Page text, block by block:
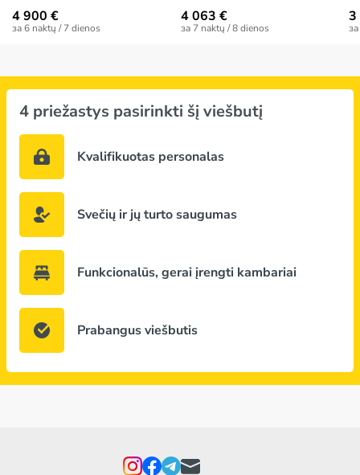
4 900 €
за 6 naktų / 7 dienos
4 063 €
за 7 naktų / 8 dienos
3
4 priežastys pasirinkti šį viešbutį
Kvalifikuotas personalas
Svečių ir jų turto saugumas
Funkcionalūs, gerai įrengti kambariai
Prabangus viešbutis